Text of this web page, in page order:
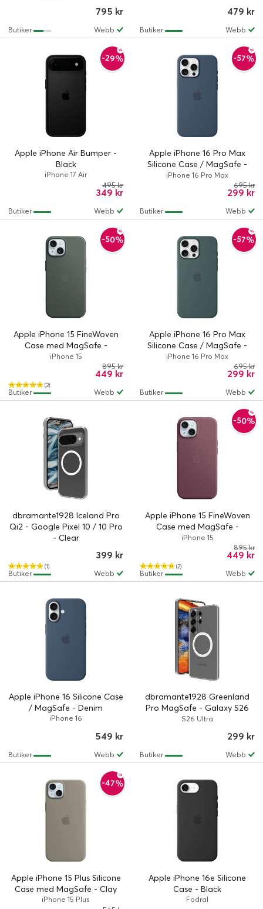
795 kr
Webb
Butiker
479 kr
Webb
Butiker
-29%
Apple iPhone Air Bumper -
Black
iPhone 17 Air
349 kr
495 kr
Webb
Butiker
-57%
Apple iPhone 16 Pro Max
Silicone Case / MagSafe -
Denim
iPhone 16 Pro Max
299 kr
695 kr
Webb
Butiker
-50%
Apple iPhone 15 FineWoven
Case med MagSafe -
Evergreen
iPhone 15
(2)
449 kr
895 kr
Webb
Butiker
-57%
Apple iPhone 16 Pro Max
Silicone Case / MagSafe -
Lake Green
iPhone 16 Pro Max
299 kr
695 kr
Webb
Butiker
dbramante1928 Iceland Pro
Qi2 - Google Pixel 10 / 10 Pro
- Clear
(1)
399 kr
Webb
Butiker
-50%
Apple iPhone 15 FineWoven
Case med MagSafe -
Mulberry
iPhone 15
(2)
449 kr
895 kr
Webb
Butiker
Apple iPhone 16 Silicone Case
/ MagSafe - Denim
iPhone 16
549 kr
Webb
Butiker
dbramante1928 Greenland
Pro MagSafe - Galaxy S26
Ultra - Clear
S26 Ultra
299 kr
Webb
Butiker
-47%
Apple iPhone 15 Plus Silicone
Case med MagSafe - Clay
iPhone 15 Plus
Apple iPhone 16e Silicone
Case - Black
Fodral